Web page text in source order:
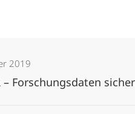
2019
– Forschungsdaten